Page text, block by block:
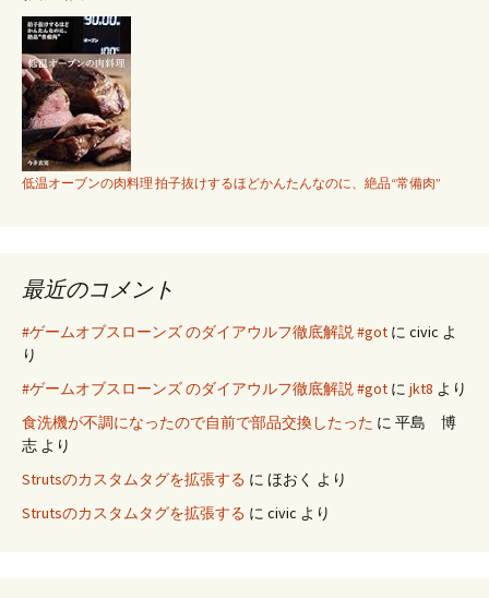
低温オーブンの肉料理 拍子抜けするほどかんたんなのに、絶品“常備肉”
最近のコメント
#ゲームオブスローンズ のダイアウルフ徹底解説 #got に civic よ
り
#ゲームオブスローンズ のダイアウルフ徹底解説 #got に jkt8 より
食洗機が不調になったので自前で部品交換したった に 平島 博
志 より
Strutsのカスタムタグを拡張する に ほおく より
Strutsのカスタムタグを拡張する に civic より